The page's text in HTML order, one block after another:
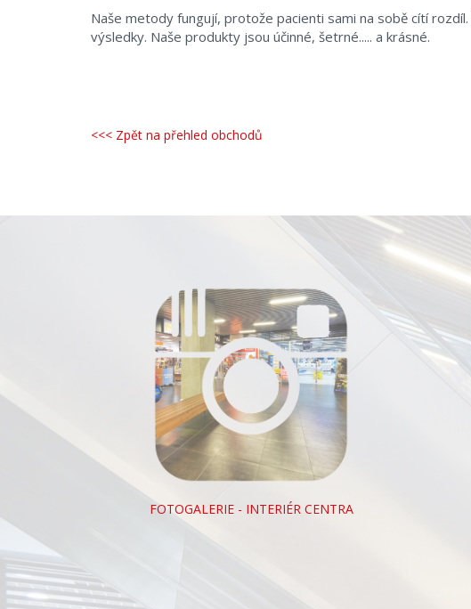
Naše metody fungují, protože pacienti sami na sobě cítí
výsledky. Naše produkty jsou účinné, šetrné..... a krásné.
<<< Zpět na přehled obchodů
FOTOGALERIE - INTERIÉR CENTRA